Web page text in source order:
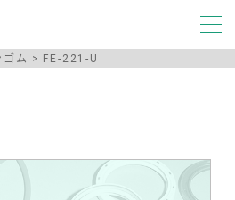
ム FE-221-U